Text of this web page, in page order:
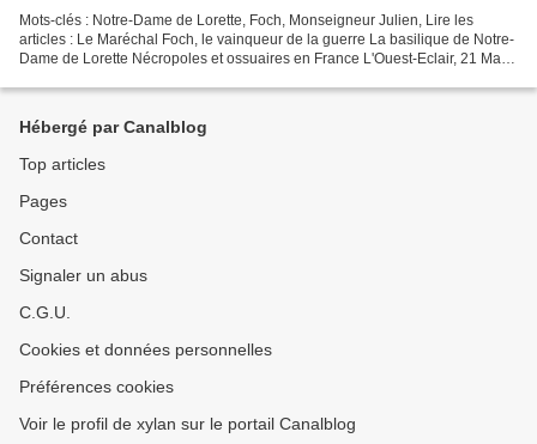
Mots-clés : Notre-Dame de Lorette, Foch, Monseigneur Julien, Lire les
articles : Le Maréchal Foch, le vainqueur de la guerre La basilique de Notre-
Dame de Lorette Nécropoles et ossuaires en France L'Ouest-Eclair, 21 Mai
Hébergé par Canalblog
Top articles
Pages
Contact
Signaler un abus
C.G.U.
Cookies et données personnelles
Préférences cookies
Voir le profil de xylan sur le portail Canalblog